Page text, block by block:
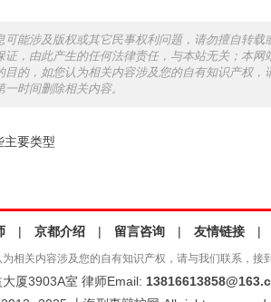
能涉及版权或其它民事权利问题，请勿擅自转载
，由此产生的任何法律责任，与本站无关；本网
的，如您认为相关内容涉及您的自有知识产权，
时间删除相关内容。
主要类型
| 京都介绍 | 留言咨询 | 友情链接 |
关内容涉及您的自有知识产权，请与我们联系，接
厦3903A室 律师Email: